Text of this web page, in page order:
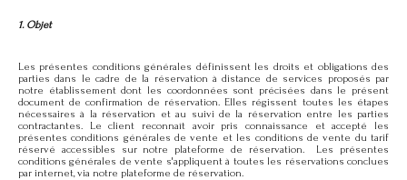
1. Objet
Les présentes conditions générales définissent les droits et obligations des
parties dans le cadre de la réservation à distance de services proposés par
notre établissement dont les coordonnées sont précisées dans le présent
document de confirmation de réservation. Elles régissent toutes les étapes
nécessaires à la réservation et au suivi de la réservation entre les parties
contractantes. Le client reconnaît avoir pris connaissance et accepté les
présentes conditions générales de vente et les conditions de vente du tarif
réservé accessibles sur notre plateforme de réservation. Les présentes
conditions générales de vente s'appliquent à toutes les réservations conclues
par internet, via notre plateforme de réservation.